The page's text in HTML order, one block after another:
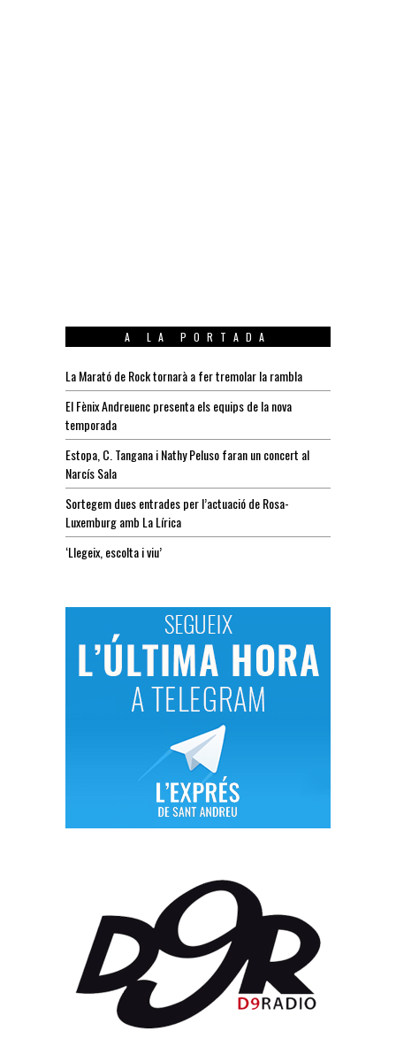
A LA PORTADA
La Marató de Rock tornarà a fer tremolar la rambla
El Fènix Andreuenc presenta els equips de la nova
temporada
Estopa, C. Tangana i Nathy Peluso faran un concert al
Narcís Sala
Sortegem dues entrades per l’actuació de Rosa-
Luxemburg amb La Lírica
‘Llegeix, escolta i viu’